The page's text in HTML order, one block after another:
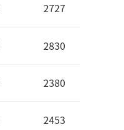
2727
2830
2380
2453